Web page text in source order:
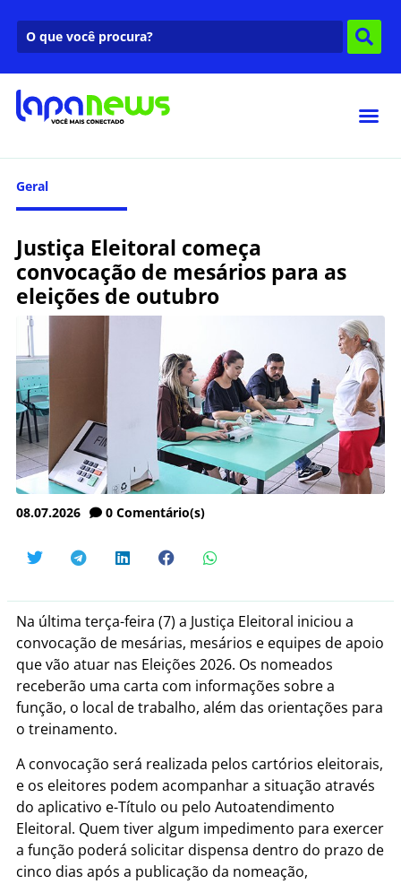
Geral
Justiça Eleitoral começa
convocação de mesários para as
eleições de outubro
08.07.2026 0 Comentário(s)
Na última terça-feira (7) a Justiça Eleitoral iniciou a
convocação de mesárias, mesários e equipes de apoio
que vão atuar nas Eleições 2026. Os nomeados
receberão uma carta com informações sobre a
função, o local de trabalho, além das orientações para
o treinamento.
A convocação será realizada pelos cartórios eleitorais,
e os eleitores podem acompanhar a situação através
do aplicativo e-Título ou pelo Autoatendimento
Eleitoral. Quem tiver algum impedimento para exercer
a função poderá solicitar dispensa dentro do prazo de
cinco dias após a publicação da nomeação,